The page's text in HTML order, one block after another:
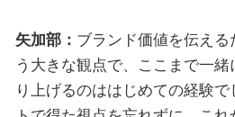
矢加部： ブランド価値を伝え
う大きな観点で、ここまで一緒
り上げるのははじめての経験